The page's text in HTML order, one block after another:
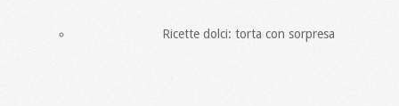
Ricette dolci: torta con sorpresa